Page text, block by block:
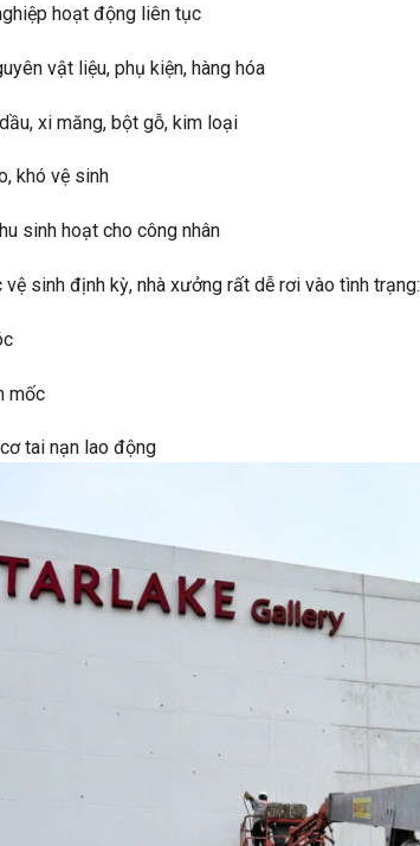
hoạt động liên tục
vật liệu, phụ kiện, hàng hóa
xi măng, bột gỗ, kim loại
khó vệ sinh
sinh hoạt cho công nhân
sinh định kỳ, nhà xưởng rất dễ rơi vào tình trạng:
mốc
tai nạn lao động